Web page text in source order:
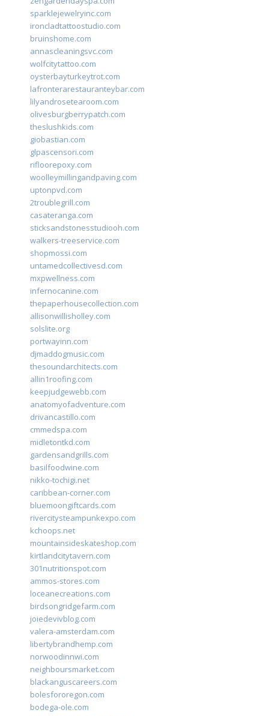
sparklejewelryinc.com
ironcladtattoostudio.com
bruinshome.com
annascleaningsvc.com
wolfcitytattoo.com
oysterbayturkeytrot.com
lafronterarestauranteybar.com
lilyandrosetearoom.com
olivesburgberrypatch.com
theslushkids.com
giobastian.com
glpascensori.com
rifloorepoxy.com
woolleymillingandpaving.com
uptonpvd.com
2troublegrill.com
casateranga.com
sticksandstonesstudiooh.com
walkers-treeservice.com
shopmossi.com
untamedcollectivesd.com
mxpwellness.com
infernocanine.com
thepaperhousecollection.com
allisonwillisholley.com
solslite.org
portwayinn.com
djmaddogmusic.com
thesoundarchitects.com
allin1roofing.com
keepjudgewebb.com
anatomyofadventure.com
drivancastillo.com
cmmedspa.com
midletontkd.com
gardensandgrills.com
basilfoodwine.com
nikko-tochigi.net
caribbean-corner.com
bluemoongiftcards.com
rivercitysteampunkexpo.com
kchoops.net
mountainsideskateshop.com
kirtlandcitytavern.com
301nutritionspot.com
ammos-stores.com
loceanecreations.com
birdsongridgefarm.com
joiedevivblog.com
valera-amsterdam.com
libertybrandhemp.com
norwoodinnwi.com
neighboursmarket.com
blackanguscareers.com
bolesfororegon.com
bodega-ole.com